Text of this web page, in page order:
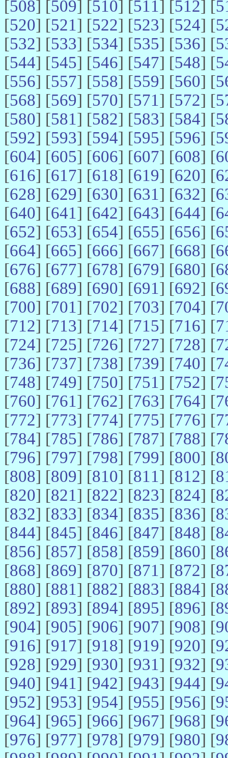
[508] [509] [510] [511] [512] [
[520] [521] [522] [523] [524] [
[532] [533] [534] [535] [536] [
[544] [545] [546] [547] [548] [
[556] [557] [558] [559] [560] [
[568] [569] [570] [571] [572] [
[580] [581] [582] [583] [584] [
[592] [593] [594] [595] [596] [
[604] [605] [606] [607] [608] [
[616] [617] [618] [619] [620] [
[628] [629] [630] [631] [632] [
[640] [641] [642] [643] [644] [
[652] [653] [654] [655] [656] [
[664] [665] [666] [667] [668] [
[676] [677] [678] [679] [680] [
[688] [689] [690] [691] [692] [
[700] [701] [702] [703] [704] [
[712] [713] [714] [715] [716] [
[724] [725] [726] [727] [728] [
[736] [737] [738] [739] [740] [
[748] [749] [750] [751] [752] [
[760] [761] [762] [763] [764] [
[772] [773] [774] [775] [776] [
[784] [785] [786] [787] [788] [
[796] [797] [798] [799] [800] [
[808] [809] [810] [811] [812] [
[820] [821] [822] [823] [824] [
[832] [833] [834] [835] [836] [
[844] [845] [846] [847] [848] [
[856] [857] [858] [859] [860] [
[868] [869] [870] [871] [872] [
[880] [881] [882] [883] [884] [
[892] [893] [894] [895] [896] [
[904] [905] [906] [907] [908] [
[916] [917] [918] [919] [920] [
[928] [929] [930] [931] [932] [
[940] [941] [942] [943] [944] [
[952] [953] [954] [955] [956] [
[964] [965] [966] [967] [968] [
[976] [977] [978] [979] [980] [